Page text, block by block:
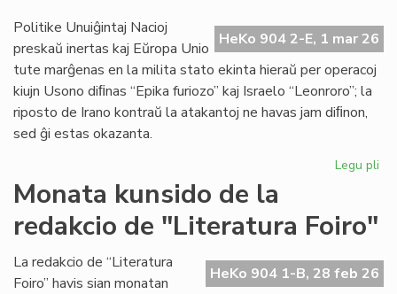
HeKo 904 2-E, 1 mar 26
Politike Unuiĝintaj Nacioj
preskaŭ inertas kaj Eŭropa Unio
tute marĝenas en la milita stato ekinta hieraŭ per operacoj
kiujn Usono diﬁnas “Epika furiozo” kaj Israelo “Leonroro”; la
riposto de Irano kontraŭ la atakantoj ne havas jam diﬁnon,
sed ĝi estas okazanta.
Legu pli
Monata kunsido de la
redakcio de "Literatura Foiro"
HeKo 904 1-B, 28 feb 26
La redakcio de “Literatura
Foiro” havis sian monatan